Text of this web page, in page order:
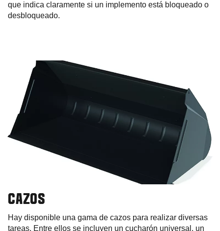
que indica claramente si un implemento está bloqueado o
desbloqueado.
CAZOS
Hay disponible una gama de cazos para realizar diversas
tareas. Entre ellos se incluyen un cucharón universal, un